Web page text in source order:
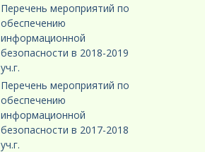
Перечень мероприятий по
обеспечению
информационной
безопасности в 2018-2019
уч.г.
Перечень мероприятий по
обеспечению
информационной
безопасности в 2017-2018
уч.г.